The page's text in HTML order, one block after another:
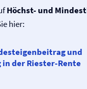
Höchst- und
hier:
und
der Riester-Rente